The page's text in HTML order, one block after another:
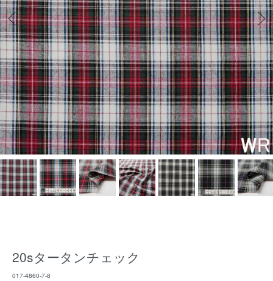
20sタータンチェック
017-4860-7-8